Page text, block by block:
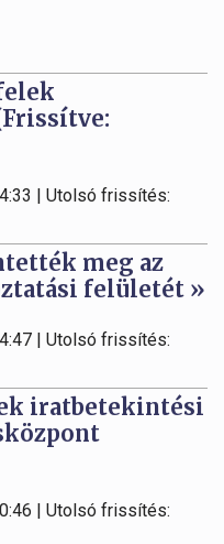
| Utolsó frissítés:
meg az
felületét »
| Utolsó frissítés:
iratbetekintési
| Utolsó frissítés: